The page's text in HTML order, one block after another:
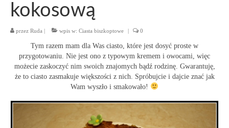
kokosową
przez Ruda | wpis w: Ciasta biszkoptowe | 0
Tym razem mam dla Was ciasto, które jest dosyć proste w
przygotowaniu. Nie jest ono z typowym kremem i owocami, więc
możecie zaskoczyć nim swoich znajomych bądź rodzinę. Gwarantuję,
że to ciasto zasmakuje większości z nich. Spróbujcie i dajcie znać jak
Wam wyszło i smakowało!